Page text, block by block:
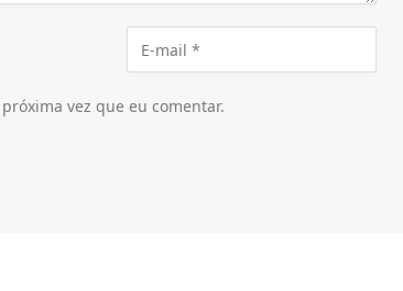
vez que eu comentar.